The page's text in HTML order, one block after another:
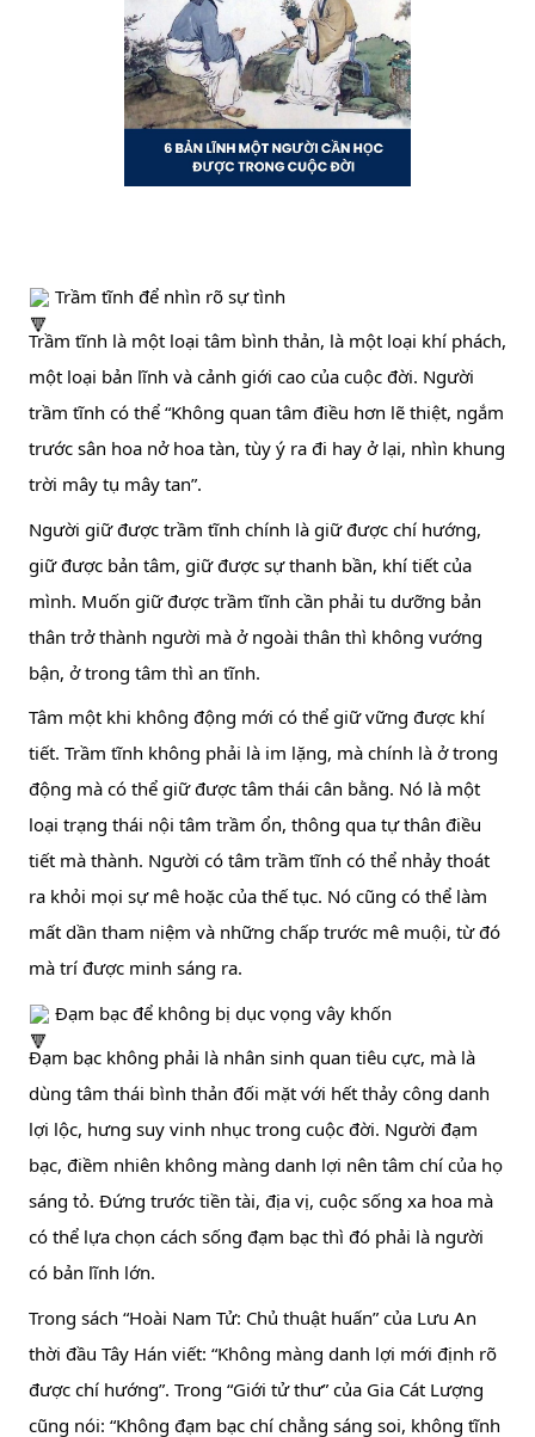
Trầm tĩnh để nhìn rõ sự tình
Trầm tĩnh là một loại tâm bình thản, là một loại khí phách,
một loại bản lĩnh và cảnh giới cao của cuộc đời. Người
trầm tĩnh có thể “Không quan tâm điều hơn lẽ thiệt, ngắm
trước sân hoa nở hoa tàn, tùy ý ra đi hay ở lại, nhìn khung
trời mây tụ mây tan”.
Người giữ được trầm tĩnh chính là giữ được chí hướng,
giữ được bản tâm, giữ được sự thanh bần, khí tiết của
mình. Muốn giữ được trầm tĩnh cần phải tu dưỡng bản
thân trở thành người mà ở ngoài thân thì không vướng
bận, ở trong tâm thì an tĩnh.
Tâm một khi không động mới có thể giữ vững được khí
tiết. Trầm tĩnh không phải là im lặng, mà chính là ở trong
động mà có thể giữ được tâm thái cân bằng. Nó là một
loại trạng thái nội tâm trầm ổn, thông qua tự thân điều
tiết mà thành. Người có tâm trầm tĩnh có thể nhảy thoát
ra khỏi mọi sự mê hoặc của thế tục. Nó cũng có thể làm
mất dần tham niệm và những chấp trước mê muội, từ đó
mà trí được minh sáng ra.
Đạm bạc để không bị dục vọng vây khốn
Đạm bạc không phải là nhân sinh quan tiêu cực, mà là
dùng tâm thái bình thản đối mặt với hết thảy công danh
lợi lộc, hưng suy vinh nhục trong cuộc đời. Người đạm
bạc, điềm nhiên không màng danh lợi nên tâm chí của họ
sáng tỏ. Đứng trước tiền tài, địa vị, cuộc sống xa hoa mà
có thể lựa chọn cách sống đạm bạc thì đó phải là người
có bản lĩnh lớn.
Trong sách “Hoài Nam Tử: Chủ thuật huấn” của Lưu An
thời đầu Tây Hán viết: “Không màng danh lợi mới định rõ
được chí hướng”. Trong “Giới tử thư” của Gia Cát Lượng
cũng nói: “Không đạm bạc chí chẳng sáng soi, không tĩnh